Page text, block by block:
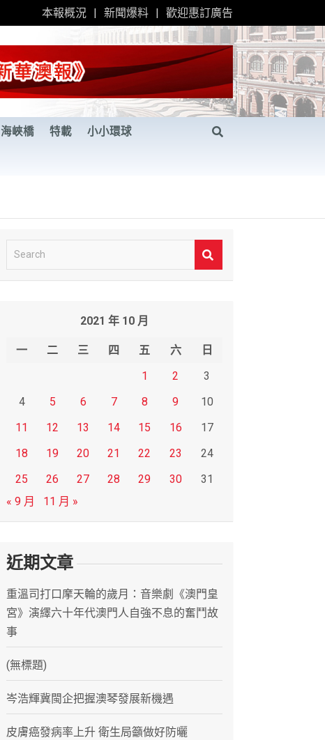
本報概況 新聞爆料 歡迎惠訂廣告
海峽橋 特載 小小環球
e
2021 年 10 月
一 二 三 四 五 六
日
1
2
3
4
5 6 7 8 9
10
11
12 13 14 15 16
17
18
19 20 21 22 23
24
25
26 27 28 29 30
31
« 9 月
11 月 »
近期文章
重溫司打口摩天輪的歲月：音樂劇《澳門皇
宮》演繹六十年代澳門人自強不息的奮鬥故
事
(無標題)
岑浩輝冀閩企把握澳琴發展新機遇
皮膚癌發病率上升 衛生局籲做好防曬